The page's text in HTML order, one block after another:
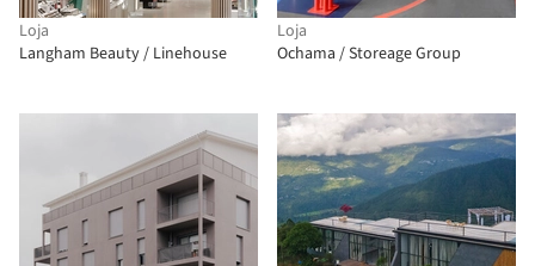
Loja
Langham Beauty / Linehouse
Loja
Ochama / Storeage Group